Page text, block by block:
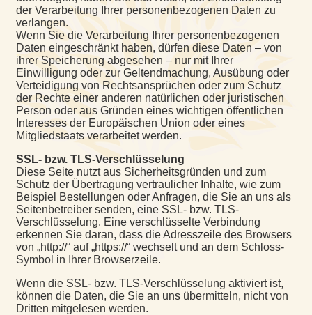
der Verarbeitung Ihrer personenbezogenen Daten zu
verlangen.
Wenn Sie die Verarbeitung Ihrer personenbezogenen
Daten eingeschränkt haben, dürfen diese Daten – von
ihrer Speicherung abgesehen – nur mit Ihrer
Einwilligung oder zur Geltendmachung, Ausübung oder
Verteidigung von Rechtsansprüchen oder zum Schutz
der Rechte einer anderen natürlichen oder juristischen
Person oder aus Gründen eines wichtigen öffentlichen
Interesses der Europäischen Union oder eines
Mitgliedstaats verarbeitet werden.
SSL- bzw. TLS-Verschlüsselung
Diese Seite nutzt aus Sicherheitsgründen und zum
Schutz der Übertragung vertraulicher Inhalte, wie zum
Beispiel Bestellungen oder Anfragen, die Sie an uns als
Seitenbetreiber senden, eine SSL- bzw. TLS-
Verschlüsselung. Eine verschlüsselte Verbindung
erkennen Sie daran, dass die Adresszeile des Browsers
von „http://“ auf „https://“ wechselt und an dem Schloss-
Symbol in Ihrer Browserzeile.
Wenn die SSL- bzw. TLS-Verschlüsselung aktiviert ist,
können die Daten, die Sie an uns übermitteln, nicht von
Dritten mitgelesen werden.